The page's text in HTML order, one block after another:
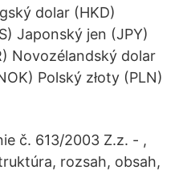
dolar (HKD)
Japonský jen (JPY)
Novozélandský dolar
Polský złoty (PLN)
č. 613/2003 Z.z. - ,
rozsah, obsah,